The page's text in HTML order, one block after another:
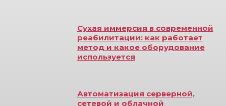
Сухая иммерсия в современной
реабилитации: как работает
метод и какое оборудование
используется
Автоматизация серверной,
сетевой и облачной